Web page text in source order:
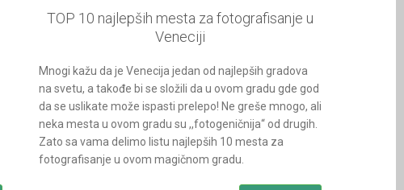
TOP 10 najlepših mesta za fotografisanje u
Veneciji
Mnogi kažu da je Venecija jedan od najlepših gradova
na svetu, a takođe bi se složili da u ovom gradu gde god
da se uslikate može ispasti prelepo! Ne greše mnogo, ali
neka mesta u ovom gradu su ,,fotogeničnija“ od drugih.
Zato sa vama delimo listu najlepših 10 mesta za
fotografisanje u ovom magičnom gradu.